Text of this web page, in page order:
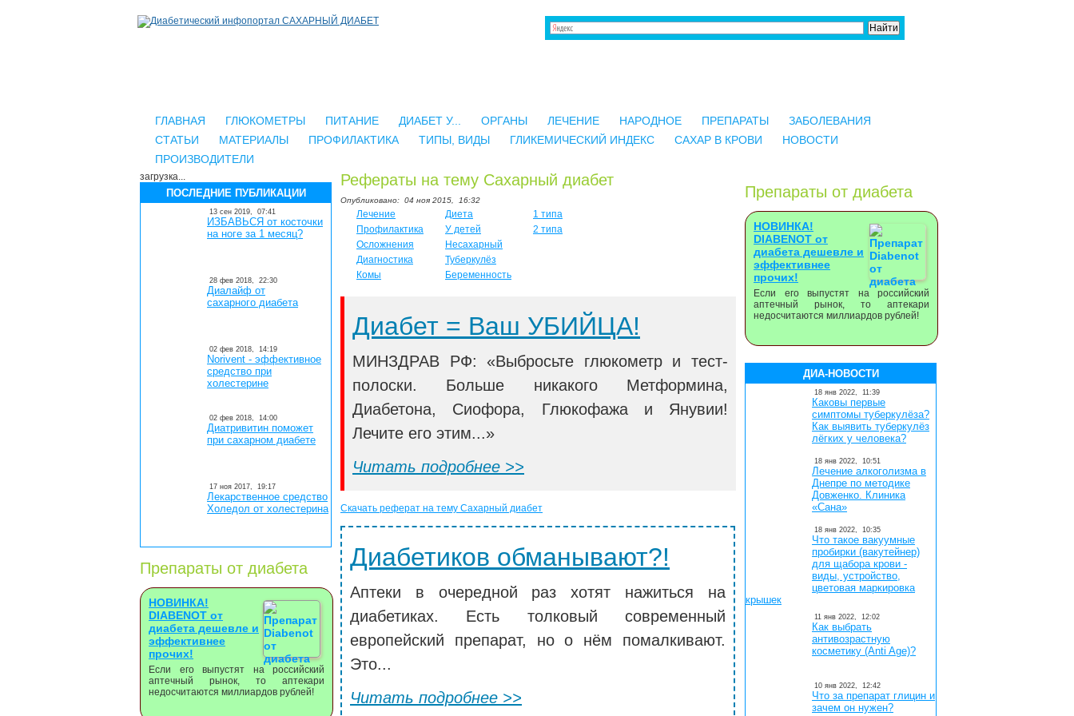
ГЛАВНАЯ ГЛЮКОМЕТРЫ ПИТАНИЕ ДИАБЕТ У... ОРГАНЫ ЛЕЧЕНИЕ НАРОДНОЕ ПРЕПАРАТЫ
ЗАБОЛЕВАНИЯ
СТАТЬИ
МАТЕРИАЛЫ ПРОФИЛАКТИКА ТИПЫ, ВИДЫ ГЛИКЕМИЧЕСКИЙ ИНДЕКС САХАР В КРОВИ
НОВОСТИ
ПРОИЗВОДИТЕЛИ
загрузка...
ПОСЛЕДНИЕ ПУБЛИКАЦИИ
13 сен 2019, 07:41
ИЗБАВЬСЯ от косточки
на ноге за 1 месяц?
28 фев 2018, 22:30
Диалайф от
сахарного диабета
02 фев 2018, 14:19
Norivent - эффективное
средство при
холестерине
02 фев 2018, 14:00
Диатривитин поможет
при сахарном диабете
17 ноя 2017, 19:17
Лекарственное средство
Холедол от холестерина
Препараты от диабета
НОВИНКА!
DIABENOT от
диабета дешевле и
эффективнее
прочих!
Если его выпустят на российский
аптечный рынок, то аптекари
недосчитаются миллиардов рублей!
Рефераты на тему Сахарный диабет
Опубликовано: 04 ноя 2015, 16:32
Лечение
Профилактика
Осложнения
Диагностика
Комы
Диета
У детей
Несахарный
Туберкулёз
Беременность
1 типа
2 типа
Диабет = Ваш УБИЙЦА!
МИНЗДРАВ РФ: «Выбросьте глюкометр и тест-
полоски. Больше никакого Метформина,
Диабетона, Сиофора, Глюкофажа и Янувии!
Лечите его этим...»
Читать подробнее >>
Скачать реферат на тему Сахарный диабет
Диабетиков обманывают?!
Аптеки в очередной раз хотят нажиться на
диабетиках. Есть толковый современный
европейский препарат, но о нём помалкивают.
Это...
Читать подробнее >>
Препараты от диабета
НОВИНКА!
DIABENOT от
диабета дешевле и
эффективнее
прочих!
Если его выпустят на российский
аптечный рынок, то аптекари
недосчитаются миллиардов рублей!
ДИА-НОВОСТИ
18 янв 2022, 11:39
Каковы первые
симптомы туберкулёза?
Как выявить туберкулёз
лёгких у человека?
18 янв 2022, 10:51
Лечение алкоголизма в
Днепре по методике
Довженко. Клиника
«Сана»
18 янв 2022, 10:35
Что такое вакуумные
пробирки (вакутейнер)
для щабора крови -
виды, устройство,
цветовая маркировка
крышек
11 янв 2022, 12:02
Как выбрать
антивозрастную
косметику (Anti Age)?
10 янв 2022, 12:42
Что за препарат глицин и
зачем он нужен?